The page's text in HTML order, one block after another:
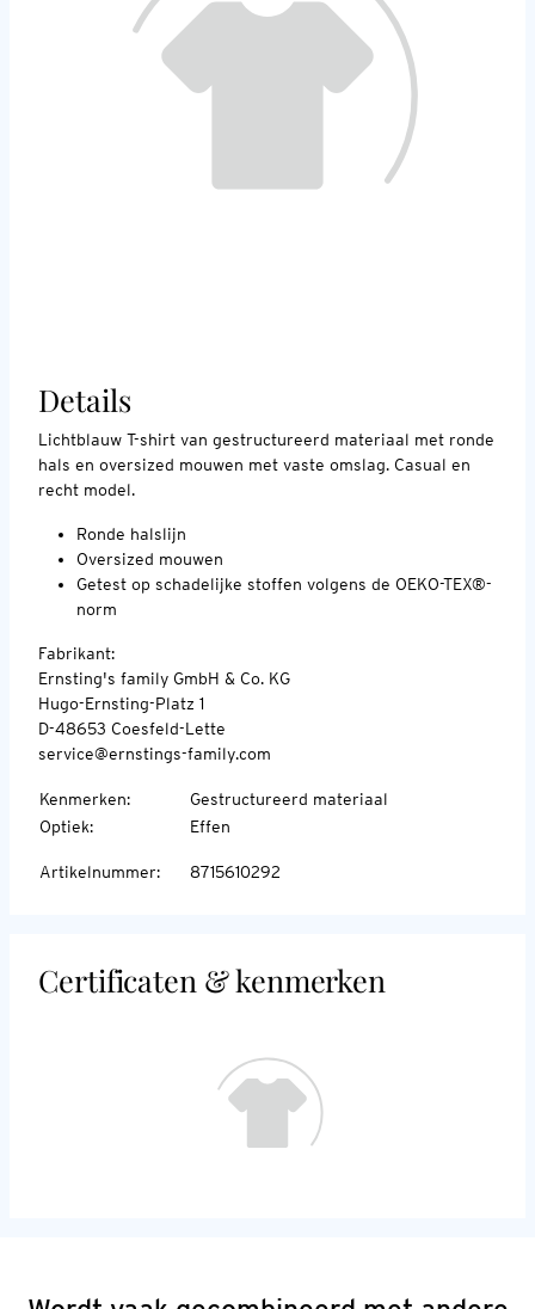
Details
Lichtblauw T-shirt van gestructureerd materiaal met ronde
hals en oversized mouwen met vaste omslag. Casual en
recht model.
Ronde halslijn
Oversized mouwen
Getest op schadelijke stoffen volgens de OEKO-TEX®-
norm
Fabrikant:
Ernsting's family GmbH & Co. KG
Hugo-Ernsting-Platz 1
D-48653 Coesfeld-Lette
service@ernstings-family.com
Kenmerken:
Gestructureerd materiaal
Optiek: Effen
Artikelnummer: 8715610292
Certificaten & kenmerken